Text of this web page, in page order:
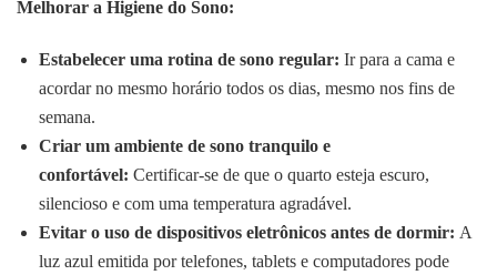
Melhorar a Higiene do Sono:
Estabelecer uma rotina de sono regular: Ir para a cama e
acordar no mesmo horário todos os dias, mesmo nos fins de
semana.
Criar um ambiente de sono tranquilo e
confortável: Certificar-se de que o quarto esteja escuro,
silencioso e com uma temperatura agradável.
Evitar o uso de dispositivos eletrônicos antes de dormir: A
luz azul emitida por telefones, tablets e computadores pode